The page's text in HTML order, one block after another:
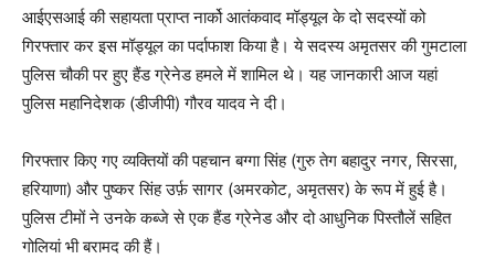
आईएसआई की सहायता प्राप्त नार्को आतंकवाद मॉड्यूल के दो सदस्यों को
गिरफ्तार कर इस मॉड्यूल का पर्दाफाश किया है। ये सदस्य अमृतसर की गुमटाला
पुलिस चौकी पर हुए हैंड ग्रेनेड हमले में शामिल थे। यह जानकारी आज यहां
पुलिस महानिदेशक (डीजीपी) गौरव यादव ने दी।
गिरफ्तार किए गए व्यक्तियों की पहचान बग्गा सिंह (गुरु तेग बहादुर नगर, सिरसा,
हरियाणा) और पुष्कर सिंह उर्फ़ सागर (अमरकोट, अमृतसर) के रूप में हुई है।
पुलिस टीमों ने उनके कब्जे से एक हैंड ग्रेनेड और दो आधुनिक पिस्तौलें सहित
गोलियां भी बरामद की हैं।